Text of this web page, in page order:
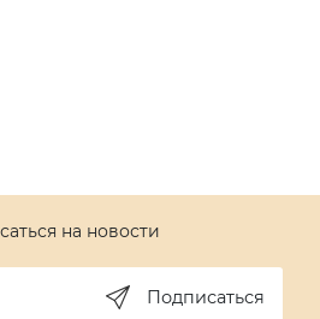
на новости
Подписаться